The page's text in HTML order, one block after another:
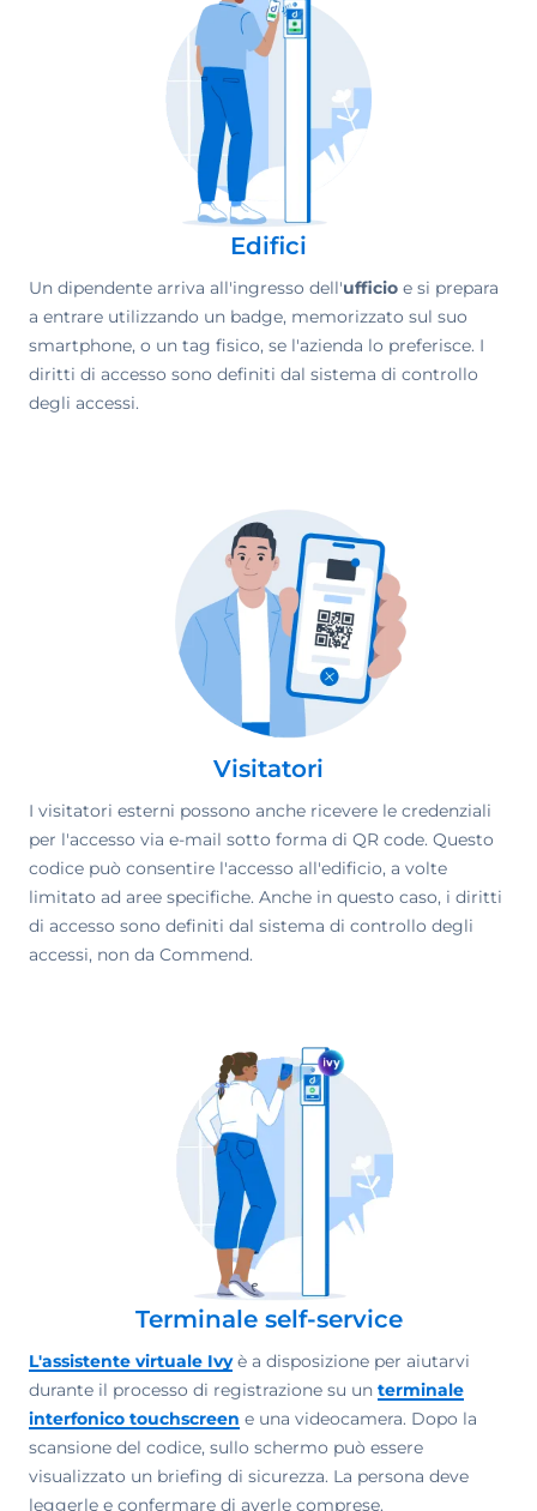
Edifici
Un dipendente arriva all'ingresso dell'ufficio e si prepara
a entrare utilizzando un badge, memorizzato sul suo
smartphone, o un tag fisico, se l'azienda lo preferisce. I
diritti di accesso sono definiti dal sistema di controllo
degli accessi.
Visitatori
I visitatori esterni possono anche ricevere le credenziali
per l'accesso via e-mail sotto forma di QR code. Questo
codice può consentire l'accesso all'edificio, a volte
limitato ad aree specifiche. Anche in questo caso, i diritti
di accesso sono definiti dal sistema di controllo degli
accessi, non da Commend.
Terminale self-service
L'assistente virtuale Ivyè a disposizione per aiutarvi
durante il processo di registrazione su un terminale
interfonico touchscreen e una videocamera. Dopo la
scansione del codice, sullo schermo può essere
visualizzato un briefing di sicurezza. La persona deve
leggerle e confermare di averle comprese.